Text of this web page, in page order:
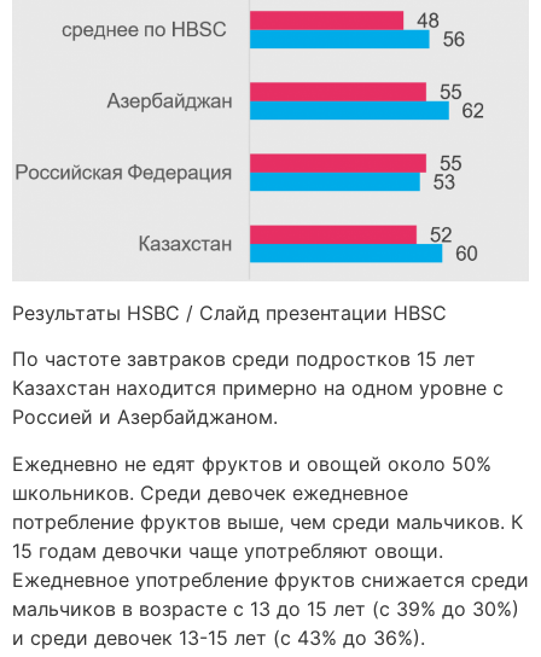
Результаты HSBC / Слайд презентации HBSC
По частоте завтраков среди подростков 15 лет
Казахстан находится примерно на одном уровне с
Россией и Азербайджаном.
Ежедневно не едят фруктов и овощей около 50%
школьников. Среди девочек ежедневное
потребление фруктов выше, чем среди мальчиков. К
15 годам девочки чаще употребляют овощи.
Ежедневное употребление фруктов снижается среди
мальчиков в возрасте с 13 до 15 лет (с 39% до 30%)
и среди девочек 13-15 лет (с 43% до 36%).